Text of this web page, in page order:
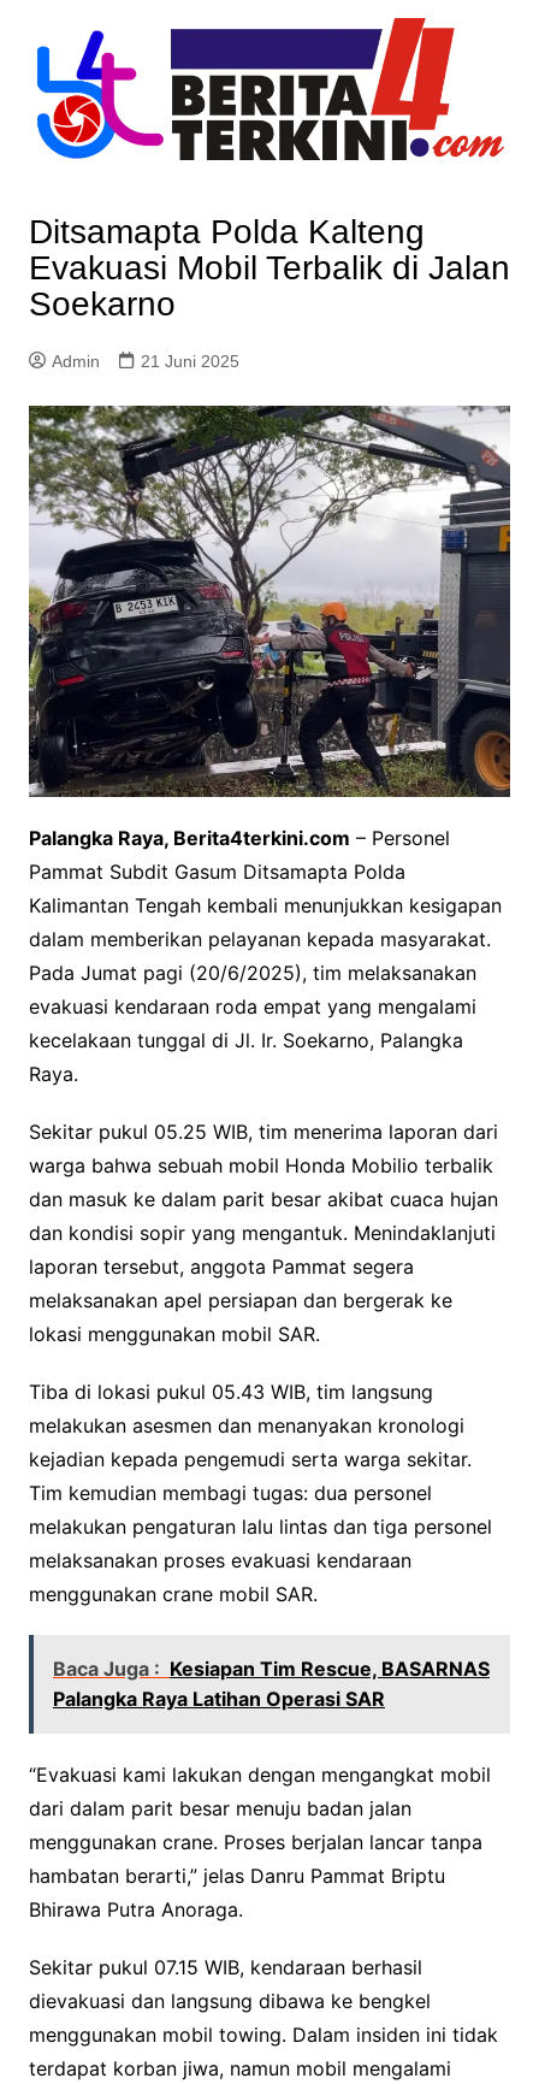
content
Ditsamapta Polda Kalteng
Evakuasi Mobil Terbalik di Jalan
Soekarno
Admin 21 Juni 2025
Palangka Raya, Berita4terkini.com – Personel
Pammat Subdit Gasum Ditsamapta Polda
Kalimantan Tengah kembali menunjukkan kesigapan
dalam memberikan pelayanan kepada masyarakat.
Pada Jumat pagi (20/6/2025), tim melaksanakan
evakuasi kendaraan roda empat yang mengalami
kecelakaan tunggal di Jl. Ir. Soekarno, Palangka
Raya.
Sekitar pukul 05.25 WIB, tim menerima laporan dari
warga bahwa sebuah mobil Honda Mobilio terbalik
dan masuk ke dalam parit besar akibat cuaca hujan
dan kondisi sopir yang mengantuk. Menindaklanjuti
laporan tersebut, anggota Pammat segera
melaksanakan apel persiapan dan bergerak ke
lokasi menggunakan mobil SAR.
Tiba di lokasi pukul 05.43 WIB, tim langsung
melakukan asesmen dan menanyakan kronologi
kejadian kepada pengemudi serta warga sekitar.
Tim kemudian membagi tugas: dua personel
melakukan pengaturan lalu lintas dan tiga personel
melaksanakan proses evakuasi kendaraan
menggunakan crane mobil SAR.
Baca Juga : Kesiapan Tim Rescue, BASARNAS
Palangka Raya Latihan Operasi SAR
“Evakuasi kami lakukan dengan mengangkat mobil
dari dalam parit besar menuju badan jalan
menggunakan crane. Proses berjalan lancar tanpa
hambatan berarti,” jelas Danru Pammat Briptu
Bhirawa Putra Anoraga.
Sekitar pukul 07.15 WIB, kendaraan berhasil
dievakuasi dan langsung dibawa ke bengkel
menggunakan mobil towing. Dalam insiden ini tidak
terdapat korban jiwa, namun mobil mengalami